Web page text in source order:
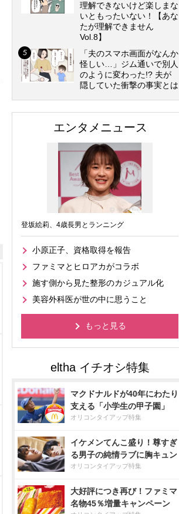
理解できないけど楽しまな
いともったいない！【あな
たが理解できません
Vol.8】
「夫のスマホ画面がなんか
怪しい…」ジム通いで別人
のように変わった!? 夫が
隠していた衝撃の事実とは
エンタメニュース
登坂絵莉、4歳長男とランニング
小原正子、資格取得を報告
ファミマとヒロアカがコラボ
施す側から見た整形のカジュアル化
美容外科医が世の中に思うこと
もっと見る
マクドナルドが40年にわたり
支える「小学生の甲子園」
オリコンタイアップ特集
イケメンてんこ盛り！尊すぎ
る男子の純情ラブに胸キュン
オリコンタイアップ特集
大好評につき再び！ファミマ
名物45％増量キャンペーン